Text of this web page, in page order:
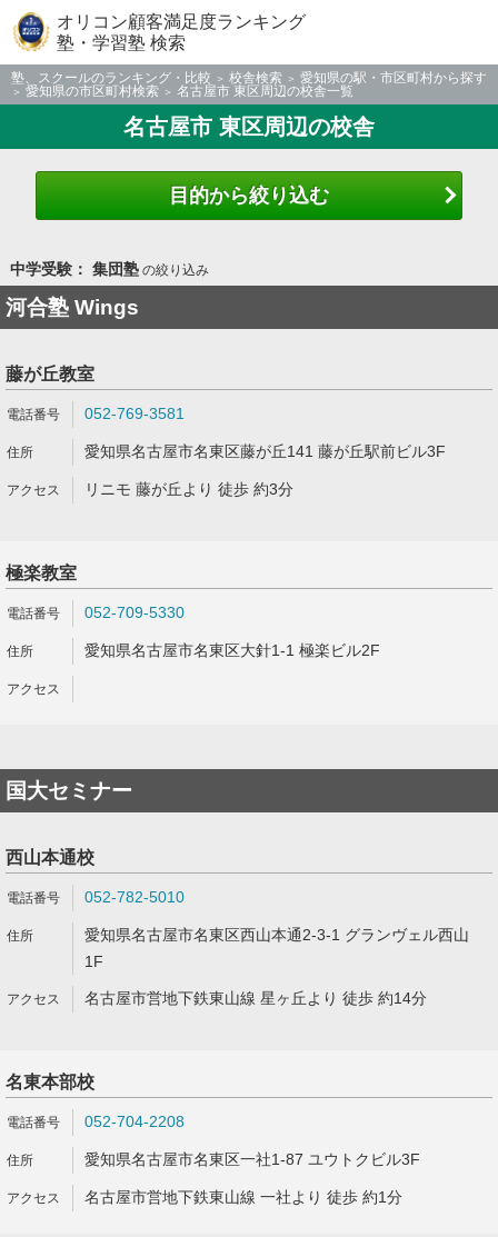
オリコン顧客満足度ランキング
塾・学習塾 検索
塾、スクールのランキング・比較 校舎検索
愛知県の駅・市区町村から探す
愛知県の市区町村検索
名古屋市 東区周辺の校舎一覧
名古屋市 東区周辺の校舎
目的から絞り込む
中学受験： 集団塾の絞り込み
河合塾 Wings
藤が丘教室
052-769-3581
愛知県名古屋市名東区藤が丘141 藤が丘駅前ビル3F
リニモ 藤が丘より 徒歩 約3分
極楽教室
052-709-5330
愛知県名古屋市名東区大針1-1 極楽ビル2F
国大セミナー
西山本通校
052-782-5010
愛知県名古屋市名東区西山本通2-3-1 グランヴェル西山
1F
名古屋市営地下鉄東山線 星ヶ丘より 徒歩 約14分
名東本部校
052-704-2208
愛知県名古屋市名東区一社1-87 ユウトクビル3F
名古屋市営地下鉄東山線 一社より 徒歩 約1分